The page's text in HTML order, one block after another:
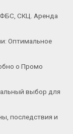
ФБС, СКЦ. Аренда
Оптимальное
о Промо
выбор для
последствия и